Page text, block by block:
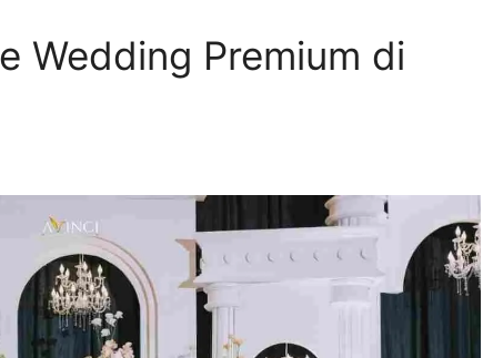
Wedding Premium di